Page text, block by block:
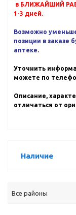
в БЛИЖАЙШИЙ
1-3 дней.
Возможно
позиции в заказе
аптеке.
Уточнить
можете по
Описание,
отличаться от
Наличие
Все районы